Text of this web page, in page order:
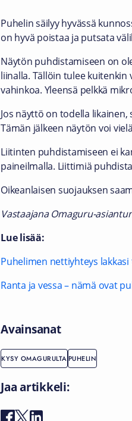
Puhelin säilyy hyvässä
on hyvä poistaa ja putsata
Näytön puhdistamiseen on
liinalla. Tällöin tulee
vahinkoa. Yleensä pelkkä
Jos näyttö on todella
Tämän jälkeen näytön voi
Liitinten puhdistamiseen ei
paineilmalla. Liittimiä
Oikeanlaisen suojauksen
Vastaajana Omaguru-
Lue lisää:
Puhelimen nettiyhteys
Ranta ja vessa – nämä ovat
Avainsanat
KYSY OMAGURULTAPUHELIN
Jaa artikkeli: